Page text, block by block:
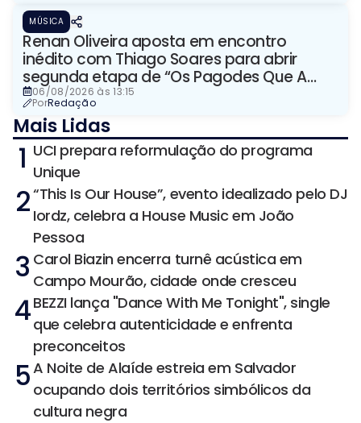
MÚSICA
Renan Oliveira aposta em encontro
inédito com Thiago Soares para abrir
segunda etapa de “Os Pagodes Que A
Gente Gosta”
06/08/2026 às 13:15
PorRedação
Mais Lidas
1 UCI prepara reformulação do programa
Unique
2“This Is Our House”, evento idealizado pelo DJ
Iordz, celebra a House Music em João
Pessoa
3 Carol Biazin encerra turnê acústica em
Campo Mourão, cidade onde cresceu
4BEZZI lança "Dance With Me Tonight", single
que celebra autenticidade e enfrenta
preconceitos
5A Noite de Alaíde estreia em Salvador
ocupando dois territórios simbólicos da
cultura negra